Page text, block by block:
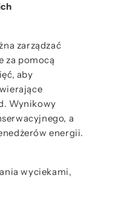
zarządzać
za pomocą
aby
Wynikowy
a
energii.
wyciekami,